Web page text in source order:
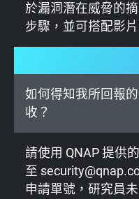
於漏洞潛在威脅的
步驟，並可搭配影
如何得知我所回報
收？
請使用 QNAP 提供
至
申請單號，研究員